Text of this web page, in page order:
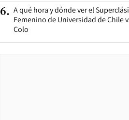
6. A qué hora y dónde ver el
Femenino de Universidad de Chile
Colo